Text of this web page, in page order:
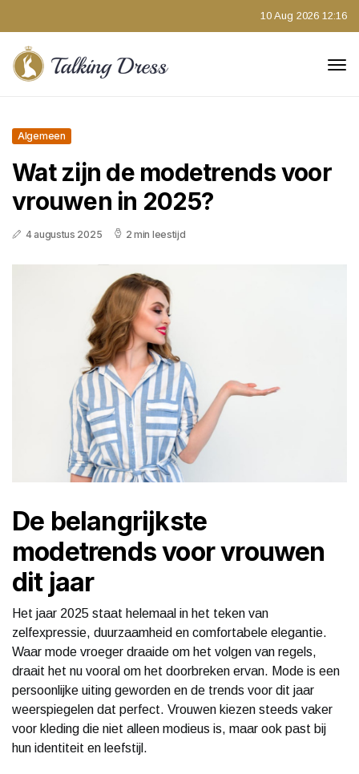
10 Aug 2026 12:16
Algemeen
Wat zijn de modetrends voor
vrouwen in 2025?
4 augustus 2025 2 min leestijd
De belangrijkste
modetrends voor vrouwen
dit jaar
Het jaar 2025 staat helemaal in het teken van
zelfexpressie, duurzaamheid en comfortabele elegantie.
Waar mode vroeger draaide om het volgen van regels,
draait het nu vooral om het doorbreken ervan. Mode is een
persoonlijke uiting geworden en de trends voor dit jaar
weerspiegelen dat perfect. Vrouwen kiezen steeds vaker
voor kleding die niet alleen modieus is, maar ook past bij
hun identiteit en leefstijl.